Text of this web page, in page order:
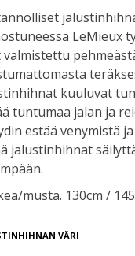
LeMieux
valmistettu
kuuluvat
tuntumaa jalan ja
estää venymistä
jalustinhihnat
musta. 130cm /
VÄRI